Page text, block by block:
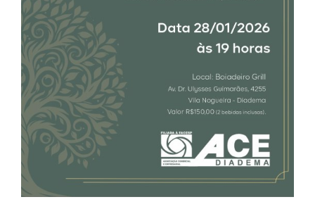
FEED – CONVITE
POSSE 2026